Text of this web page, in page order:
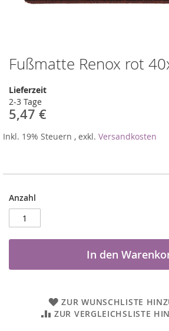
Fußmatte Renox rot
Lieferzeit
2-3 Tage
5,47 €
Inkl. 19% Steuern , exkl. Versandkosten
Anzahl
In den
ZUR WUNSCHLISTE
ZUR VERGLEICHSLISTE
Zum
Anfang
der
Bildergalerie
springen